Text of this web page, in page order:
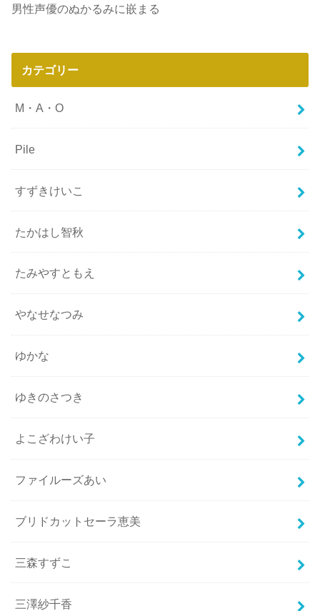
男性声優のぬかるみに嵌まる
カテゴリー
M・A・O
Pile
すずきけいこ
たかはし智秋
たみやすともえ
やなせなつみ
ゆかな
ゆきのさつき
よこざわけい子
ファイルーズあい
ブリドカットセーラ恵美
三森すずこ
三澤紗千香